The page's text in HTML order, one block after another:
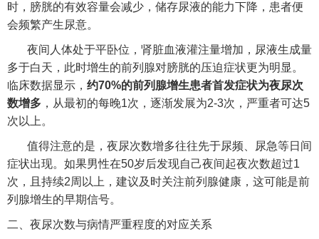
时，膀胱的有效容量会减少，储存尿液的能力下降，患者便
会频繁产生尿意。
夜间人体处于平卧位，肾脏血液灌注量增加，尿液生成量
多于白天，此时增生的前列腺对膀胱的压迫症状更为明显。
临床数据显示， 约70%的前列腺增生患者首发症状为夜尿次
数增多 ，从最初的每晚1次，逐渐发展为2-3次，严重者可达5
次以上。
值得注意的是，夜尿次数增多往往先于尿频、尿急等日间
症状出现。如果男性在50岁后发现自己夜间起夜次数超过1
次，且持续2周以上，建议及时关注前列腺健康，这可能是前
列腺增生的早期信号。
二、夜尿次数与病情严重程度的对应关系